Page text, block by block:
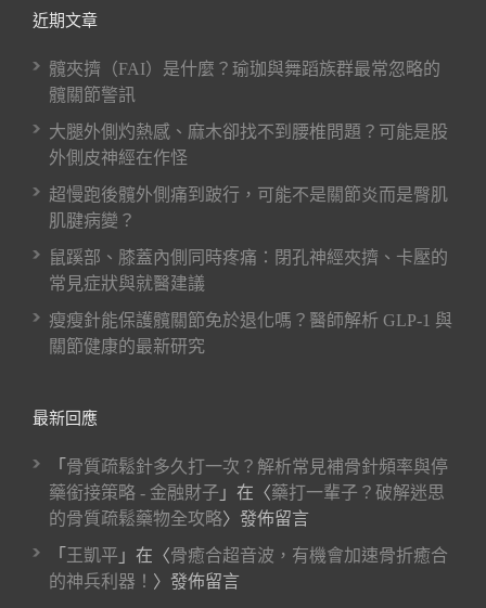
近期文章
髖夾擠（FAI）是什麼？瑜珈與舞蹈族群最常忽略的
髖關節警訊
大腿外側灼熱感、麻木卻找不到腰椎問題？可能是股
外側皮神經在作怪
超慢跑後髖外側痛到跛行，可能不是關節炎而是臀肌
肌腱病變？
鼠蹊部、膝蓋內側同時疼痛：閉孔神經夾擠、卡壓的
常見症狀與就醫建議
瘦瘦針能保護髖關節免於退化嗎？醫師解析 GLP-1 與
關節健康的最新研究
最新回應
「 骨質疏鬆針多久打一次？解析常見補骨針頻率與停
藥銜接策略 - 金融財子 」在〈藥打一輩子？破解迷思
的骨質疏鬆藥物全攻略〉發佈留言
「 王凱平 」在〈骨癒合超音波，有機會加速骨折癒合
的神兵利器！ 〉發佈留言